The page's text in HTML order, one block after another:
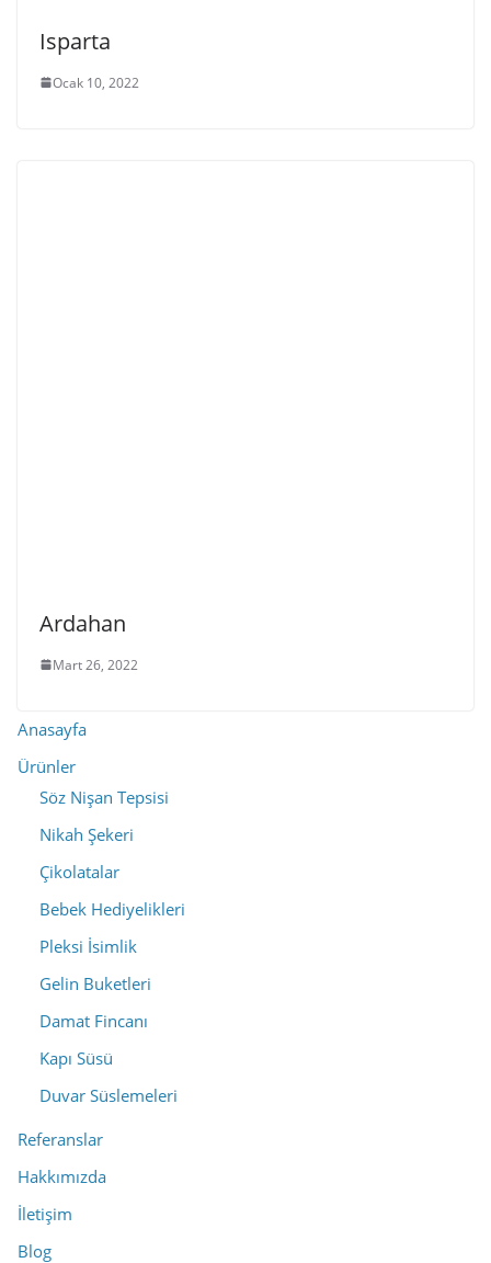
Isparta
Ocak 10, 2022
Ardahan
Mart 26, 2022
Anasayfa
Ürünler
Söz Nişan Tepsisi
Nikah Şekeri
Çikolatalar
Bebek Hediyelikleri
Pleksi İsimlik
Gelin Buketleri
Damat Fincanı
Kapı Süsü
Duvar Süslemeleri
Referanslar
Hakkımızda
İletişim
Blog